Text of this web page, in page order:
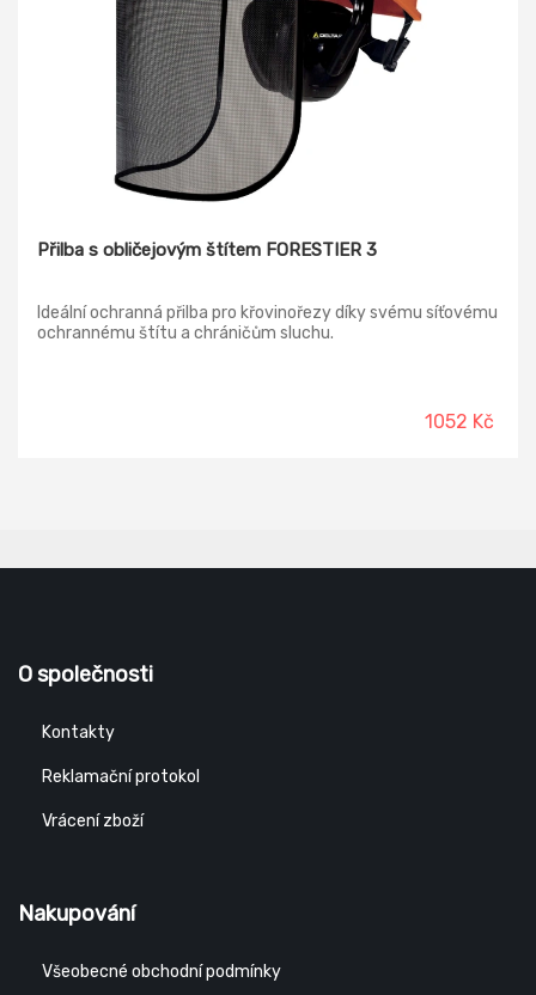
Přilba s obličejovým štítem FORESTIER 3
Ideální ochranná přilba pro křovinořezy díky svému síťovému
ochrannému štítu a chráničům sluchu.
1052 Kč
O společnosti
Kontakty
Reklamační protokol
Vrácení zboží
Nakupování
Všeobecné obchodní podmínky